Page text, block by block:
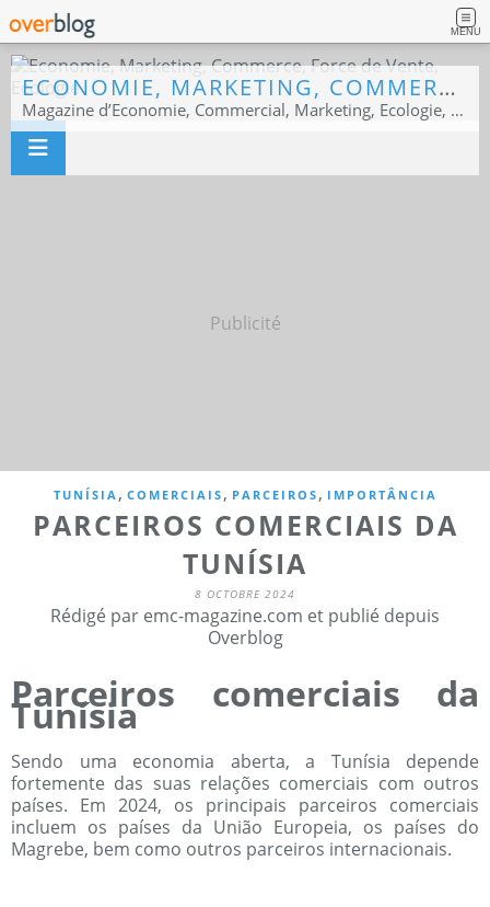
MENU
ECONOMIE, MARKETING, COMMERCE, FORCE DE VENTE, ECOLOGIE
Magazine d’Economie, Commercial, Marketing, Ecologie, Sport business
Publicité
TUNÍSIA , COMERCIAIS , PARCEIROS , IMPORTÂNCIA
PARCEIROS COMERCIAIS DA
TUNÍSIA
8 OCTOBRE 2024
Rédigé par emc-magazine.com et publié depuis
Overblog
Parceiros comerciais da
Tunísia
Sendo uma economia aberta, a Tunísia depende
fortemente das suas relações comerciais com outros
países. Em 2024, os principais parceiros comerciais
incluem os países da União Europeia, os países do
Magrebe, bem como outros parceiros internacionais.